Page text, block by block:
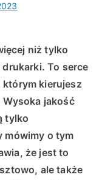
niż tylko
To serce
kierujesz
Wysoka jakość
tylko
mówimy o tym
że jest to
ale także